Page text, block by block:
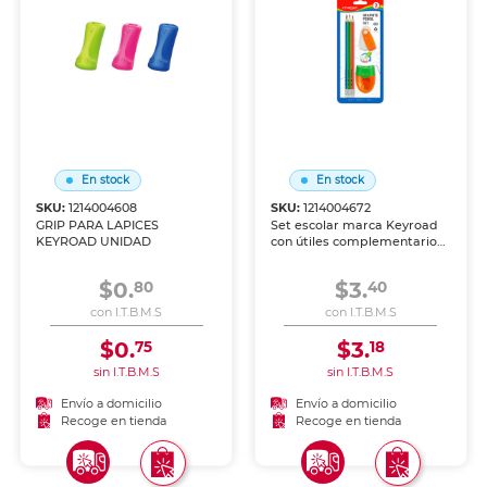
En stock
SKU:1214004608
GRIP PARA LAPICES
KEYROAD UNIDAD
$0.80
con I.T.B.M.S
$0.75
sin I.T.B.M.S
Envío a domicilio
Recoge en tienda
En stock
SKU: 1214004672
Set escolar marca Keyroad
con útiles complementarios
productos coordinados para
escuela, oficina o regalo.
$3.40
con I.T.B.M.S
$3.18
sin I.T.B.M.S
Envío a domicilio
Recoge en tienda